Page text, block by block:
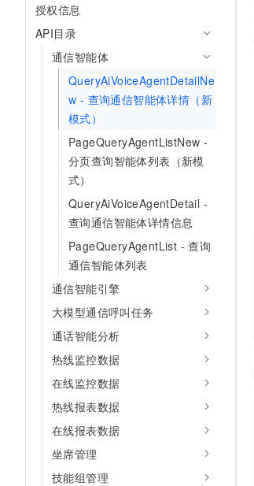
授权信息
API目录
通信智能体
QueryAiVoiceAgentDetailNe
w - 查询通信智能体详情（新
模式）
PageQueryAgentListNew -
分页查询智能体列表（新模
式）
QueryAiVoiceAgentDetail -
查询通信智能体详情信息
PageQueryAgentList - 查询
通信智能体列表
通信智能引擎
大模型通信呼叫任务
通话智能分析
热线监控数据
在线监控数据
热线报表数据
在线报表数据
坐席管理
技能组管理